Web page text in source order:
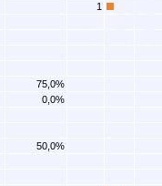
1
75,0%
0,0%
50,0%